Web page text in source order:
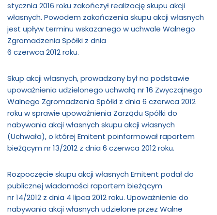
stycznia 2016 roku zakończył realizację skupu akcji
własnych. Powodem zakończenia skupu akcji własnych
jest upływ terminu wskazanego w uchwale Walnego
Zgromadzenia Spółki z dnia
6 czerwca 2012 roku.
Skup akcji własnych, prowadzony był na podstawie
upoważnienia udzielonego uchwałą nr 16 Zwyczajnego
Walnego Zgromadzenia Spółki z dnia 6 czerwca 2012
roku w sprawie upoważnienia Zarządu Spółki do
nabywania akcji własnych skupu akcji własnych
(Uchwała), o której Emitent poinformował raportem
bieżącym nr 13/2012 z dnia 6 czerwca 2012 roku.
Rozpoczęcie skupu akcji własnych Emitent podał do
publicznej wiadomości raportem bieżącym
nr 14/2012 z dnia 4 lipca 2012 roku. Upoważnienie do
nabywania akcji własnych udzielone przez Walne